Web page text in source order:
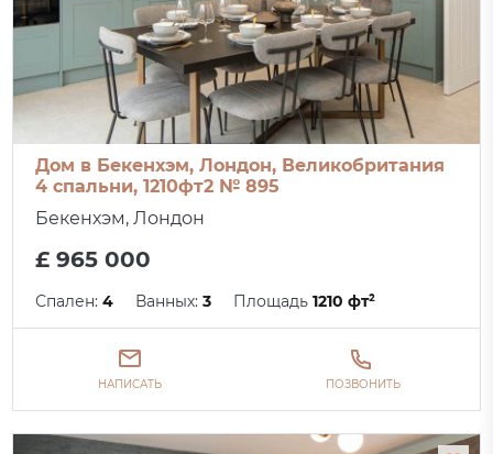
Дом в Бекенхэм, Лондон, Великобритания
4 спальни, 1210фт2 № 895
Бекенхэм, Лондон
£ 965 000
Спален:4 Ванных:3 Площадь1210 фт²
НАПИСАТЬ ПОЗВОНИТЬ